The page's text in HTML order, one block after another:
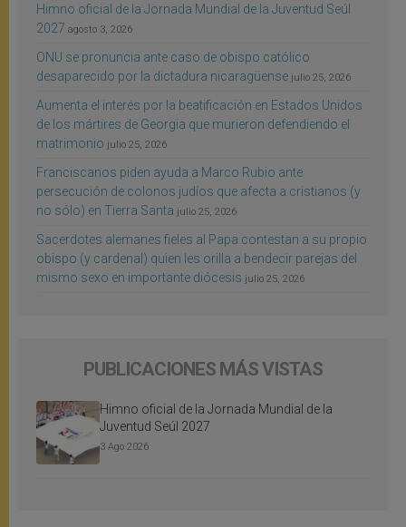
Himno oficial de la Jornada Mundial de la Juventud Seúl
2027 agosto 3, 2026
ONU se pronuncia ante caso de obispo católico
desaparecido por la dictadura nicaragüense julio 25, 2026
Aumenta el interés por la beatificación en Estados Unidos
de los mártires de Georgia que murieron defendiendo el
matrimonio julio 25, 2026
Franciscanos piden ayuda a Marco Rubio ante
persecución de colonos judíos que afecta a cristianos (y
no sólo) en Tierra Santa julio 25, 2026
Sacerdotes alemanes fieles al Papa contestan a su propio
obispo (y cardenal) quien les orilla a bendecir parejas del
mismo sexo en importante diócesis julio 25, 2026
PUBLICACIONES MÁS VISTAS
Himno oficial de la Jornada Mundial de la
Juventud Seúl 2027
3 Ago 2026